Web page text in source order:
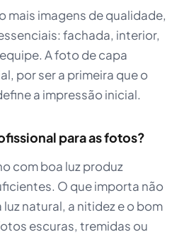
mais imagens de qualidade,
fachada, interior,
A foto de capa
por ser a primeira que o
a impressão inicial.
para as fotos?
com boa luz produz
O que importa não
natural, a nitidez e o bom
escuras, tremidas ou